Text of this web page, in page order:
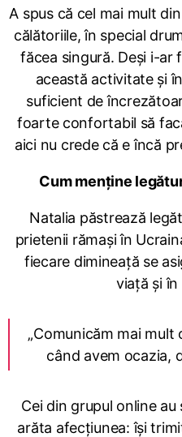
A spus că cel mai mult
călătoriile, în special
făcea singură. Deși i-ar
această activitate și
suficient de
foarte confortabil să
aici nu crede că e încă
Cum menține
Natalia păstrează
prietenii rămași în
fiecare dimineață se
viață și
„Comunicăm mai
când avem ocazia,
Cei din grupul online
arăta afecțiunea: își